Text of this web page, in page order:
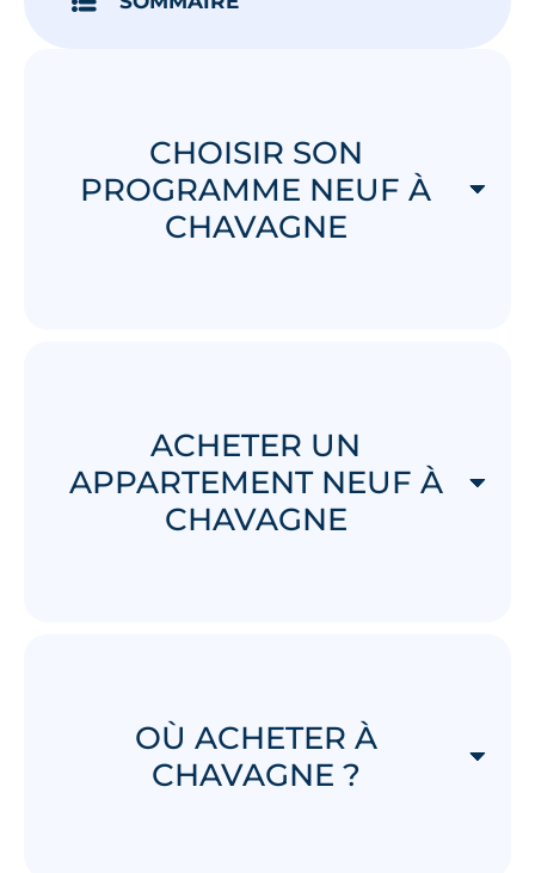
CHOISIR SON
PROGRAMME NEUF À
CHAVAGNE
ACHETER UN
APPARTEMENT NEUF À
CHAVAGNE
OÙ ACHETER À
CHAVAGNE ?